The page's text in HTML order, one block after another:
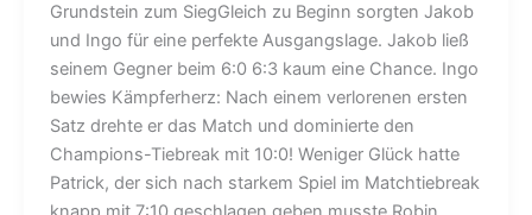
Grundstein zum SiegGleich zu Beginn sorgten Jakob
und Ingo für eine perfekte Ausgangslage. Jakob ließ
seinem Gegner beim 6:0 6:3 kaum eine Chance. Ingo
bewies Kämpferherz: Nach einem verlorenen ersten
Satz drehte er das Match und dominierte den
Champions-Tiebreak mit 10:0! Weniger Glück hatte
Patrick, der sich nach starkem Spiel im Matchtiebreak